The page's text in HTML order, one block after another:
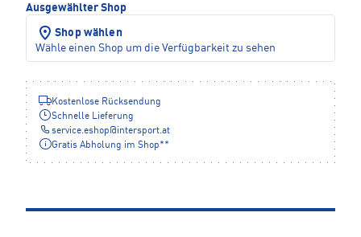
Ausgewählter Shop
Shop wählen
Wähle einen Shop um die Verfügbarkeit zu sehen
Kostenlose Rücksendung
Schnelle Lieferung
service.eshop@ intersport.at
Gratis Abholung im Shop**